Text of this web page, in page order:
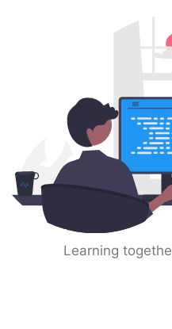
Learning